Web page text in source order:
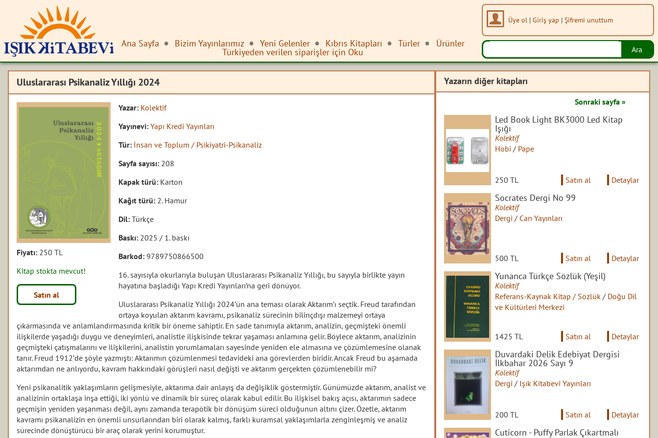
Ana Sayfa Bizim Yayınlarımız Yeni Gelenler Kıbrıs Kitapları Türler Ürünler
Türkiyeden verilen siparişler için Oku
Üye ol | Giriş yap | Şifremi unuttum
Uluslararası Psikanaliz Yıllığı 2024
Fiyatı: 250 TL
Kitap stokta mevcut!
Satın al
Yazar: Kolektif
Yayınevi:Yapı Kredi Yayınları
Tür: İnsan ve Toplum / Psikiyatri-Psikanaliz
Sayfa sayısı: 208
Kapak türü: Karton
Kağıt türü: 2. Hamur
Dil:Türkçe
Baskı: 2025 / 1. baskı
Barkod:9789750866500
16. sayısıyla okurlarıyla buluşan Uluslararası Psikanaliz Yıllığı, bu sayıyla birlikte yayın
hayatına başladığı Yapı Kredi Yayınları’na geri dönüyor.
Uluslararası Psikanaliz Yıllığı 2024’ün ana teması olarak Aktarım’ı seçtik. Freud tarafından
ortaya koyulan aktarım kavramı, psikanaliz sürecinin bilinçdışı malzemeyi ortaya
çıkarmasında ve anlamlandırmasında kritik bir öneme sahiptir. En sade tanımıyla aktarım, analizin, geçmişteki önemli
ilişkilerde yaşadığı duygu ve deneyimleri, analistle ilişkisinde tekrar yaşaması anlamına gelir. Böylece aktarım, analizinin
geçmişteki çatışmalarını ve ilişkilerini, analistin yorumlamaları sayesinde yeniden ele almasına ve çözümlemesine olanak
tanır. Freud 1912’de şöyle yazmıştı: Aktarımın çözümlenmesi tedavideki ana görevlerden biridir. Ancak Freud bu aşamada
aktarımdan ne anlıyordu, kavram hakkındaki görüşleri nasıl değişti ve aktarım gerçekten çözümlenebilir mi?
Yeni psikanalitik yaklaşımların gelişmesiyle, aktarıma dair anlayış da değişiklik göstermiştir. Günümüzde aktarım, analist ve
analizinin ortaklaşa inşa ettiği, iki yönlü ve dinamik bir süreç olarak kabul edilir. Bu ilişkisel bakış açısı, aktarımın sadece
geçmişin yeniden yaşanması değil, aynı zamanda terapötik bir dönüşüm süreci olduğunun altını çizer. Özetle, aktarım
kavramı psikanalizin en önemli unsurlarından biri olarak kalmış, farklı kuramsal yaklaşımlarla zenginleşmiş ve analiz
sürecinde dönüştürücü bir araç olarak yerini korumuştur.
Yazarın diğer kitapları
Sonraki sayfa »
Led Book Light BK3000 Led Kitap
Işığı
Kolektif
Hobi / Pape
250 TL Satın al Detaylar
Socrates Dergi No 99
Kolektif
Dergi / Can Yayınları
500 TL Satın al Detaylar
Yunanca Türkçe Sözlük (Yeşil)
Kolektif
Referans-Kaynak Kitap / Sözlük / Doğu Dil
ve Kültürleri Merkezi
1425 TL Satın al Detaylar
Duvardaki Delik Edebiyat Dergisi
İlkbahar 2026 Sayı 9
Kolektif
Dergi / Işık Kitabevi Yayınları
200 TL Satın al Detaylar
Cuticorn - Puffy Parlak Çıkartmalı